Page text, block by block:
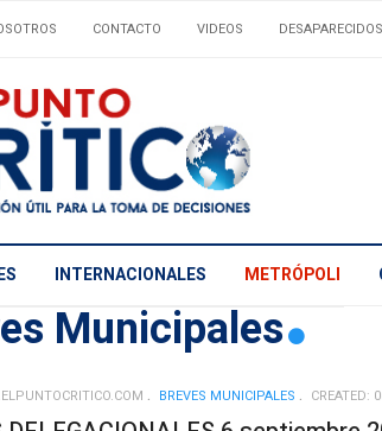
CONTACTO VIDEOS DESAPARECIDOS
INTERNACIONALES METRÓPOLI
Municipales
BREVES MUNICIPALES CREATED: